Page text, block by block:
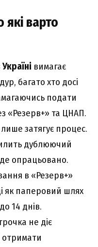
які варто
вимагає
багато хто досі
подати
«Резерв+» та ЦНАП.
затягує процес.
дублюючий
опрацьовано.
в «Резерв+»
як паперовий шлях
14 днів.
не діє